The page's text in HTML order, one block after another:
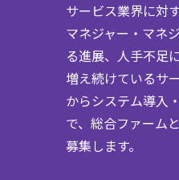
サービス業界に対
マネジャー・マネ
る進展、人手不足
増え続けているサ
からシステム導入
で、総合ファーム
募集します。